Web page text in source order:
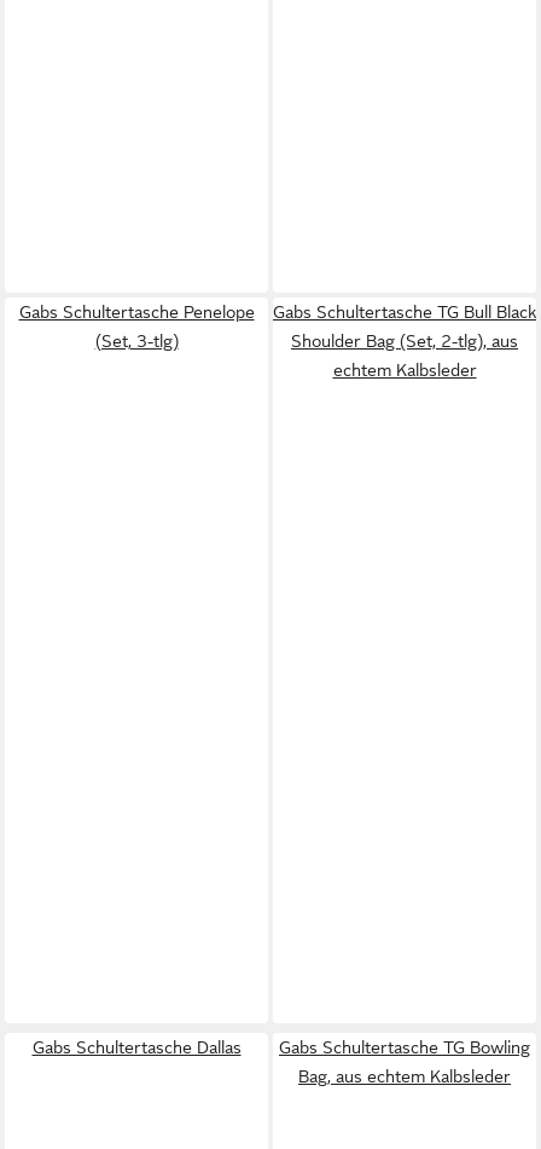
Gabs Schultertasche Penelope
(Set, 3-tlg)
Gabs Schultertasche TG Bull Black
Shoulder Bag (Set, 2-tlg), aus
echtem Kalbsleder
Gabs Schultertasche Dallas
Gabs Schultertasche TG Bowling
Bag, aus echtem Kalbsleder